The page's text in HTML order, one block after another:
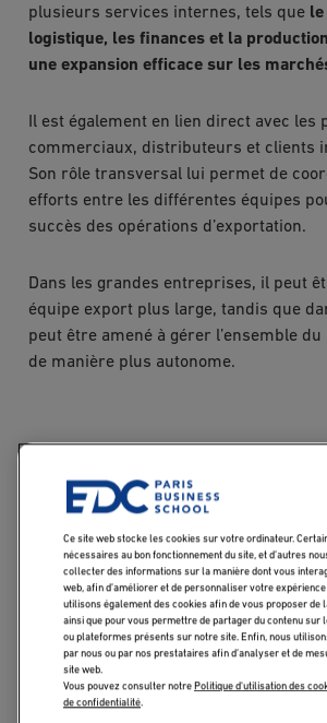
plusieurs services internes, tels que
logistique, les finances et la
une expansion efficace sur les
Il est également en lien direct avec les
commerciaux, distributeurs et clients
Son rôle transversal lui permet de
efforts entre les différentes équipes
succès des opérations d’exportation.
Dans les grandes entreprises, il peut
équipe export plus large, tandis que
peut être amené à gérer l’ensemble
de manière plus autonome.
Quelles sont les
missions d’un
projet export ?
Gestion des projets à
Celle-ci repose sur une coordination
opérations dans un environnement
souvent complexe. Cela implique
Ce site web stocke les cookies sur votre ordinateur.
nécessaires au bon fonctionnement du site, et d’autres
collecter des informations sur la manière dont vous
web, afin d’améliorer et de personnaliser votre
utilisons également des cookies afin de vous proposer de
ainsi que pour vous permettre de partager du contenu sur
ou plateformes présents sur notre site. Enfin, nous
par nous ou par nos prestataires afin d’analyser et de
site web.
Vous pouvez consulter notre Politique d'utilisation des
de confidentialité.